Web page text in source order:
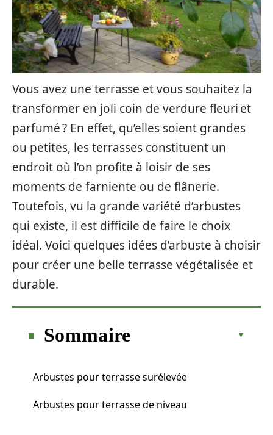
Vous avez une terrasse et vous souhaitez la
transformer en joli coin de verdure fleuri et
parfumé ? En effet, qu’elles soient grandes
ou petites, les terrasses constituent un
endroit où l’on profite à loisir de ses
moments de farniente ou de flânerie.
Toutefois, vu la grande variété d’arbustes
qui existe, il est difficile de faire le choix
idéal. Voici quelques idées d’arbuste à choisir
pour créer une belle terrasse végétalisée et
durable.
Sommaire
Arbustes pour terrasse surélevée
Arbustes pour terrasse de niveau